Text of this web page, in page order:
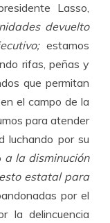
Lasso,
devuelto
estamos
rifas, peñas y
que permitan
el campo de la
para atender
luchando por su
a la disminución
estatal para
por el
la delincuencia